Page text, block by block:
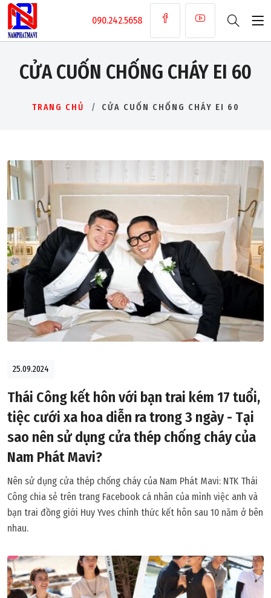
090.242.5658
CỬA CUỐN CHỐNG CHÁY EI 60
TRANG CHỦ CỬA CUỐN CHỐNG CHÁY EI 60
25.09.2024
Thái Công kết hôn với bạn trai kém 17 tuổi,
tiệc cưới xa hoa diễn ra trong 3 ngày - Tại
sao nên sử dụng cửa thép chống cháy của
Nam Phát Mavi?
Nên sử dụng cửa thép chống cháy của Nam Phát Mavi: NTK Thái
Công chia sẻ trên trang Facebook cá nhân của mình việc anh và
bạn trai đồng giới Huy Yves chính thức kết hôn sau 10 năm ở bên
nhau.